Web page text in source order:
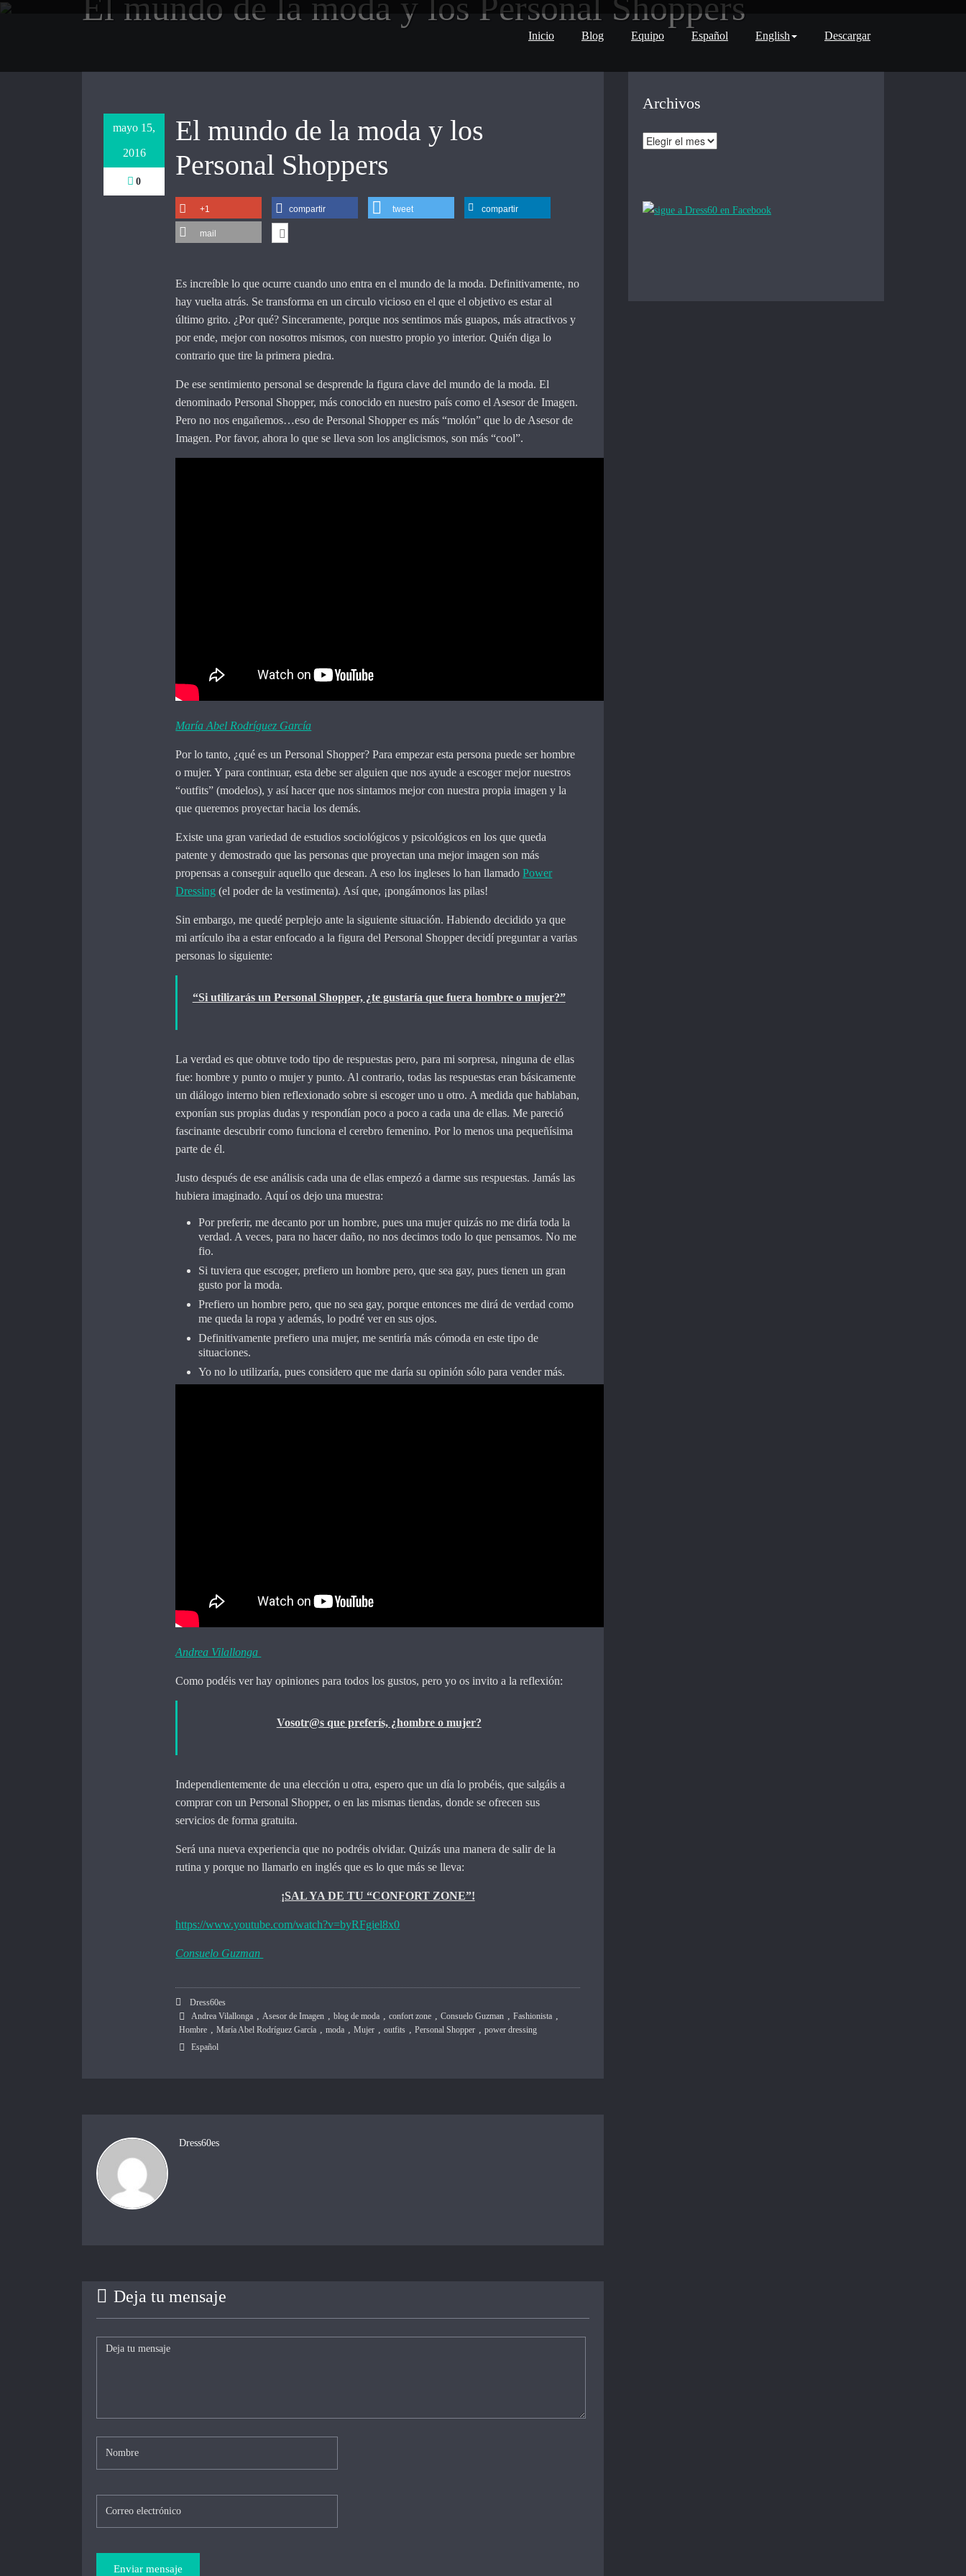
Saltar
Inicio Blog Equipo Español English Descargar
mayo 15,
2016
0
El mundo de la moda y los
Personal Shoppers
+1 compartir tweet compartir
mail
Es increíble lo que ocurre cuando uno entra en el mundo de la moda. Definitivamente, no
hay vuelta atrás. Se transforma en un circulo vicioso en el que el objetivo es estar al
último grito. ¿Por qué? Sinceramente, porque nos sentimos más guapos, más atractivos y
por ende, mejor con nosotros mismos, con nuestro propio yo interior. Quién diga lo
contrario que tire la primera piedra.
De ese sentimiento personal se desprende la figura clave del mundo de la moda. El
denominado Personal Shopper, más conocido en nuestro país como el Asesor de Imagen.
Pero no nos engañemos…eso de Personal Shopper es más “molón” que lo de Asesor de
Imagen. Por favor, ahora lo que se lleva son los anglicismos, son más “cool”.
María Abel Rodríguez García
Por lo tanto, ¿qué es un Personal Shopper? Para empezar esta persona puede ser hombre
o mujer. Y para continuar, esta debe ser alguien que nos ayude a escoger mejor nuestros
“outfits” (modelos), y así hacer que nos sintamos mejor con nuestra propia imagen y la
que queremos proyectar hacia los demás.
Existe una gran variedad de estudios sociológicos y psicológicos en los que queda
patente y demostrado que las personas que proyectan una mejor imagen son más
propensas a conseguir aquello que desean. A eso los ingleses lo han llamadoPower
Dressing (el poder de la vestimenta). Así que, ¡pongámonos las pilas!
Sin embargo, me quedé perplejo ante la siguiente situación. Habiendo decidido ya que
mi artículo iba a estar enfocado a la figura del Personal Shopper decidí preguntar a varias
personas lo siguiente:
“Si utilizarás un Personal Shopper, ¿te gustaría que fuera hombre o mujer?”
La verdad es que obtuve todo tipo de respuestas pero, para mi sorpresa, ninguna de ellas
fue: hombre y punto o mujer y punto. Al contrario, todas las respuestas eran básicamente
un diálogo interno bien reflexionado sobre si escoger uno u otro. A medida que hablaban,
exponían sus propias dudas y respondían poco a poco a cada una de ellas. Me pareció
fascinante descubrir como funciona el cerebro femenino. Por lo menos una pequeñísima
parte de él.
Justo después de ese análisis cada una de ellas empezó a darme sus respuestas. Jamás las
hubiera imaginado. Aquí os dejo una muestra:
Por preferir, me decanto por un hombre, pues una mujer quizás no me diría toda la
verdad. A veces, para no hacer daño, no nos decimos todo lo que pensamos. No me
fio.
Si tuviera que escoger, prefiero un hombre pero, que sea gay, pues tienen un gran
gusto por la moda.
Prefiero un hombre pero, que no sea gay, porque entonces me dirá de verdad como
me queda la ropa y además, lo podré ver en sus ojos.
Definitivamente prefiero una mujer, me sentiría más cómoda en este tipo de
situaciones.
Yo no lo utilizaría, pues considero que me daría su opinión sólo para vender más.
Andrea Vilallonga
Como podéis ver hay opiniones para todos los gustos, pero yo os invito a la reflexión:
Vosotr@s que preferís, ¿hombre o mujer?
Independientemente de una elección u otra, espero que un día lo probéis, que salgáis a
comprar con un Personal Shopper, o en las mismas tiendas, donde se ofrecen sus
servicios de forma gratuita.
Será una nueva experiencia que no podréis olvidar. Quizás una manera de salir de la
rutina y porque no llamarlo en inglés que es lo que más se lleva:
¡SAL YA DE TU “CONFORT ZONE”!
https://www.youtube.com/watch?v=byRFgiel8x0
Consuelo Guzman
Dress60es
Andrea Vilallonga ,Asesor de Imagen ,blog de moda ,confort zone ,Consuelo Guzman ,Fashionista ,
Hombre ,María Abel Rodríguez García ,moda ,Mujer ,outfits ,Personal Shopper ,power dressing
Español
Dress60es
Deja tu mensaje
Archivos
Archivos